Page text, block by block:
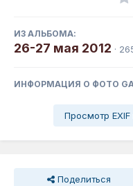
ИЗ АЛЬБОМА:
26-27 мая 2012 ·
ИНФОРМАЦИЯ О ФОТО
Просмотр
Поделиться